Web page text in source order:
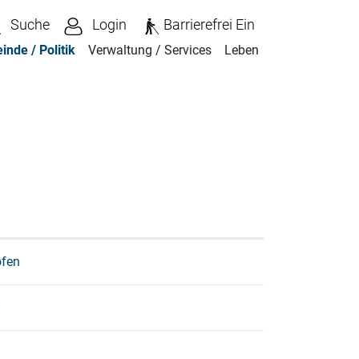
Suche Login Barrierefrei Ein
/ Politik Verwaltung / Services Leben